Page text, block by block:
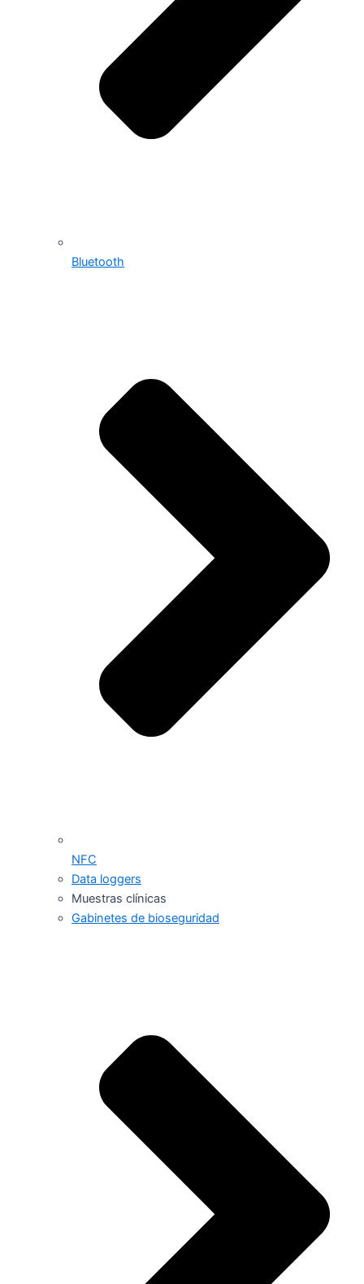
Bluetooth
NFC
Data loggers
Muestras clínicas
Gabinetes de bioseguridad